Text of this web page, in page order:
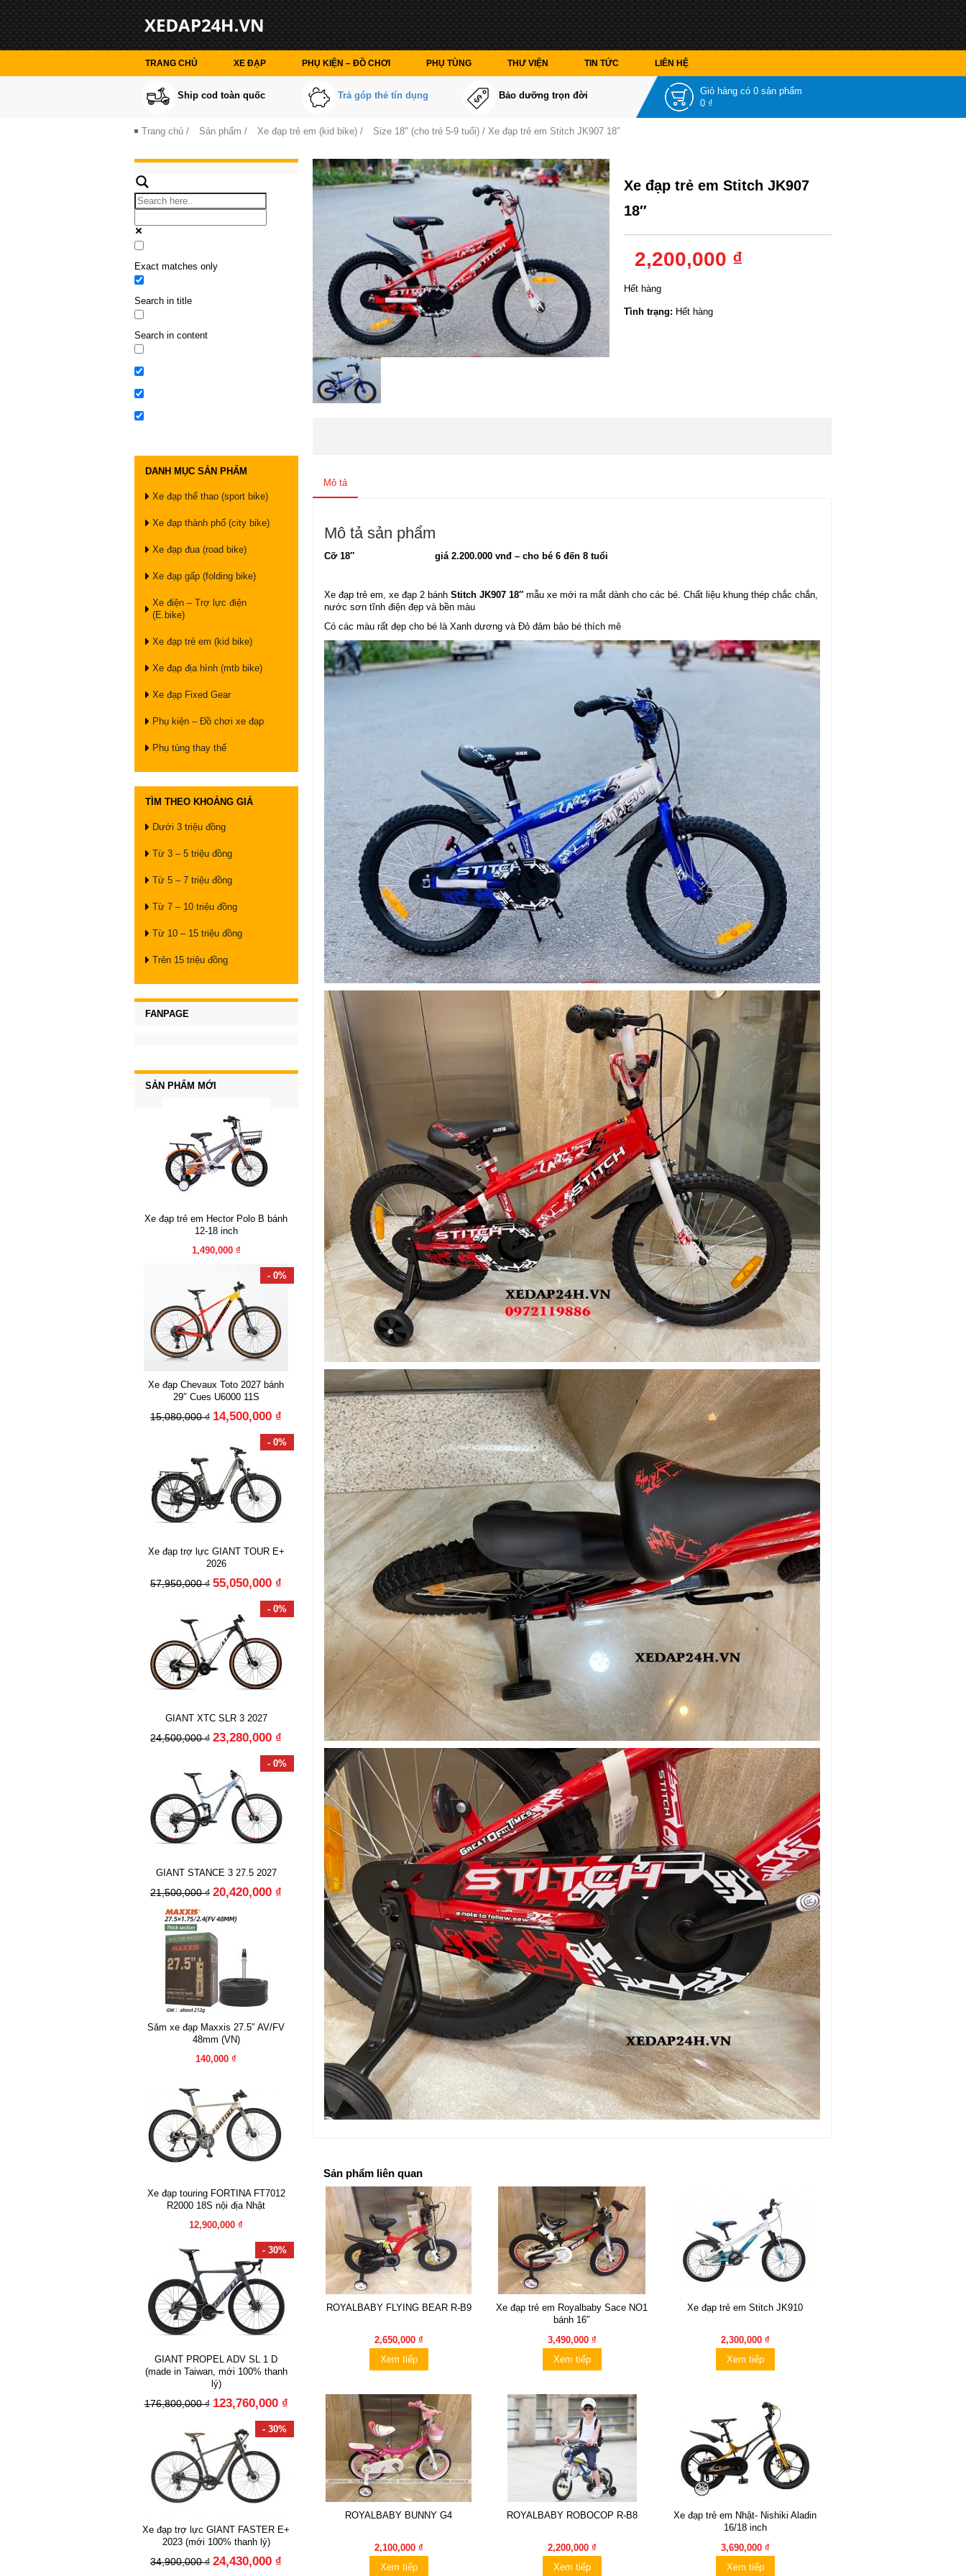
TRANG CHỦ XE ĐẠP PHỤ KIỆN – ĐỒ CHƠI PHỤ TÙNG THƯ VIỆN TIN TỨC LIÊN HỆ
Ship cod toàn quốc Trả góp thẻ tín dụng Bảo dưỡng trọn đời Giỏ hàng có 0 sản phẩm
0 ₫
Trang chủ / Sản phẩm / Xe đạp trẻ em (kid bike) / Size 18" (cho trẻ 5-9 tuổi) / Xe đạp trẻ em Stitch JK907 18″
Exact matches only
Search in title
Search in content
DANH MỤC SẢN PHẨM
Xe đạp thể thao (sport bike)
Xe đạp thành phố (city bike)
Xe đạp đua (road bike)
Xe đạp gấp (folding bike)
Xe điện – Trợ lực điện
(E.bike)
Xe đạp trẻ em (kid bike)
Xe đạp địa hình (mtb bike)
Xe đạp Fixed Gear
Phụ kiện – Đồ chơi xe đạp
Phụ tùng thay thế
TÌM THEO KHOẢNG GIÁ
Dưới 3 triệu đồng
Từ 3 – 5 triệu đồng
Từ 5 – 7 triệu đồng
Từ 7 – 10 triệu đồng
Từ 10 – 15 triệu đồng
Trên 15 triệu đồng
FANPAGE
SẢN PHẨM MỚI
Xe đạp trẻ em Hector Polo B bánh
12-18 inch
1,490,000 ₫
- 0%
Xe đạp Chevaux Toto 2027 bánh
29″ Cues U6000 11S
15,080,000 ₫ 14,500,000 ₫
- 0%
Xe đạp trợ lực GIANT TOUR E+
2026
57,950,000 ₫ 55,050,000 ₫
- 0%
GIANT XTC SLR 3 2027
24,500,000 ₫ 23,280,000 ₫
- 0%
GIANT STANCE 3 27.5 2027
21,500,000 ₫ 20,420,000 ₫
Săm xe đạp Maxxis 27.5″ AV/FV
48mm (VN)
140,000 ₫
Xe đạp touring FORTINA FT7012
R2000 18S nội địa Nhật
12,900,000 ₫
- 30%
GIANT PROPEL ADV SL 1 D
(made in Taiwan, mới 100% thanh
lý)
176,800,000 ₫ 123,760,000 ₫
- 30%
Xe đạp trợ lực GIANT FASTER E+
2023 (mới 100% thanh lý)
34,900,000 ₫ 24,430,000 ₫
Xe đạp trẻ em Stitch JK907
18″
2,200,000 ₫
Hết hàng
Tình trạng: Hết hàng
Mô tả
Mô tả sản phẩm
Cỡ 18″ giá 2.200.000 vnđ – cho bé 6 đến 8 tuổi
Xe đạp trẻ em, xe đạp 2 bánh Stitch JK907 18″ mẫu xe mới ra mắt dành cho các bé. Chất liệu khung thép chắc chắn,
nước sơn tĩnh điện đẹp và bền màu
Có các màu rất đẹp cho bé là Xanh dương và Đỏ đảm bảo bé thích mê
Sản phẩm liên quan
ROYALBABY FLYING BEAR R-B9
2,650,000 ₫
Xem tiếp
Xe đạp trẻ em Royalbaby Sace NO1
bánh 16″
3,490,000 ₫
Xem tiếp
Xe đạp trẻ em Stitch JK910
2,300,000 ₫
Xem tiếp
ROYALBABY BUNNY G4
2,100,000 ₫
Xem tiếp
ROYALBABY ROBOCOP R-B8
2,200,000 ₫
Xem tiếp
Xe đạp trẻ em Nhật- Nishiki Aladin
16/18 inch
3,690,000 ₫
Xem tiếp